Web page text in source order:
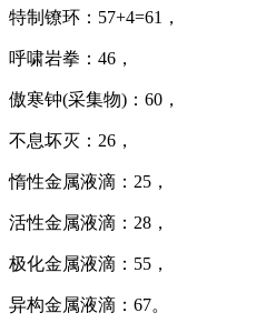
特制镣环：57+4=61，
呼啸岩拳：46，
傲寒钟(采集物)：60，
不息坏灭：26，
惰性金属液滴：25，
活性金属液滴：28，
极化金属液滴：55，
异构金属液滴：67。